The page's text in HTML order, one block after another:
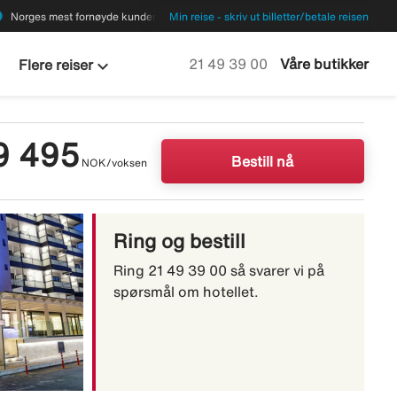
Norges mest fornøyde kunder Min reise - skriv ut billetter/betale reisen
Flere reiserkeyboard_arrow_down Ring oss på
21 49 39 00 Våre butikker
495 NOK/voksen Bestill nå
Ring og bestill
Ring 21 49 39 00 så svarer vi på
spørsmål om hotellet.